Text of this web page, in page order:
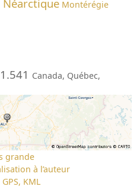
Néarctique Montérégie
Canada, Québec,
grande
à l’auteur
KML